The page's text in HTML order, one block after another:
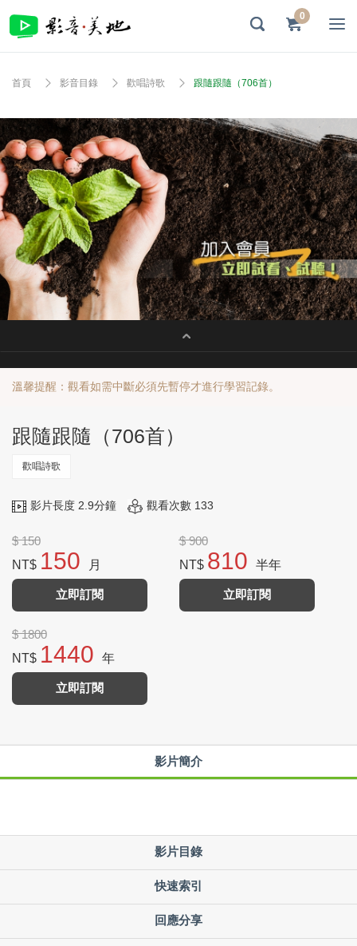
0
首頁 影音目錄 歡唱詩歌 跟隨跟隨（706首）
溫馨提醒：觀看如需中斷必須先暫停才進行學習記錄。
跟隨跟隨（706首）
歡唱詩歌
影片長度 2.9分鐘 觀看次數 133
$ 150
NT$ 150 月
立即訂閱
$ 900
NT$ 810 半年
立即訂閱
$ 1800
NT$ 1440 年
立即訂閱
影片簡介
影片目錄
快速索引
回應分享